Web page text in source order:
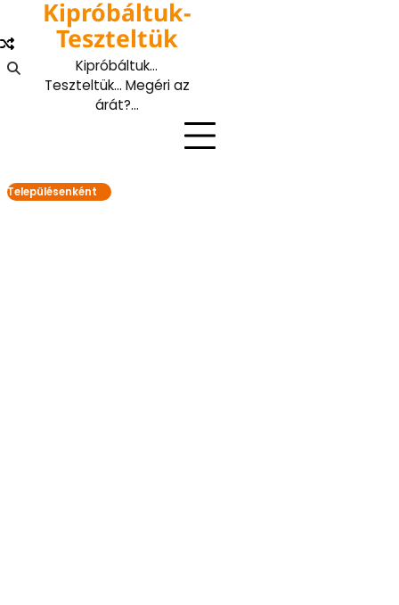
content
Kipróbáltuk-
Teszteltük
Kipróbáltuk…
Teszteltük… Megéri az
árát?…
Településenként